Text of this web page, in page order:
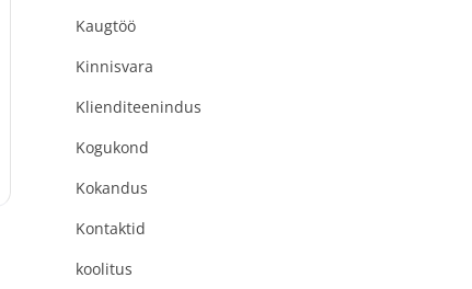
Kaugtöö
Kinnisvara
Klienditeenindus
Kogukond
Kokandus
Kontaktid
koolitus